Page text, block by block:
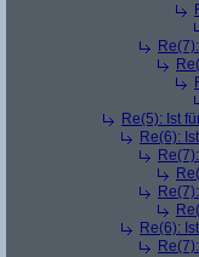
Re(5): Ist
Re(6):
Re(6):